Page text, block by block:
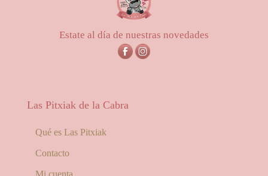
Estate al día de nuestras novedades
Las Pitxiak de la Cabra
Qué es Las Pitxiak
Contacto
Mi cuenta